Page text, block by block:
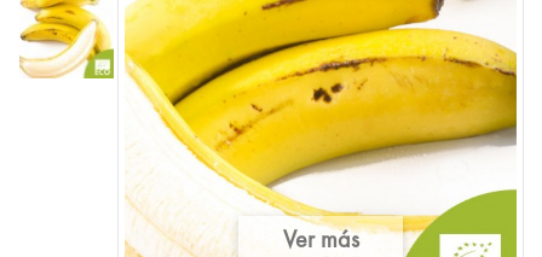
Ver más